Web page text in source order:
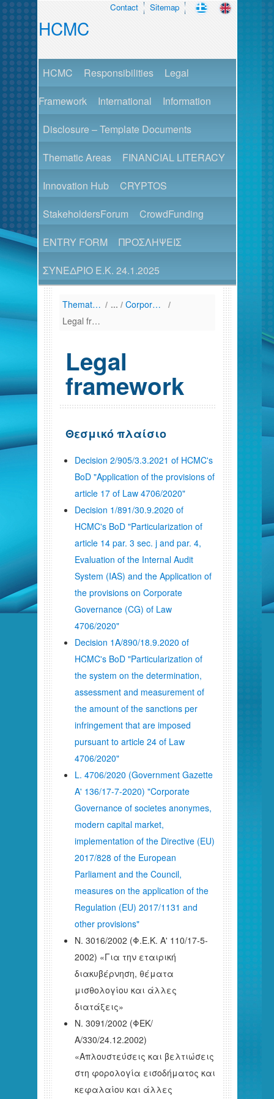
Contact Sitemap
HCMC
HCMC Responsibilities
Legal
Framework
International
Information
Disclosure – Template Documents
Thematic Areas
FINANCIAL LITERACY
Innovation Hub
CRYPTOS
StakeholdersForum
CrowdFunding
ENTRY FORM
ΠΡΟΣΛΗΨΕΙΣ
ΣΥΝΕΔΡΙΟ Ε.Κ. 24.1.2025
Thematic Areas / Corporate Governance
/
Legal framework
Legal
framework
Θεσμικό πλαίσιο
Decision 2/905/3.3.2021 of HCMC's
BoD "Application of the provisions of
article 17 of Law 4706/2020"
Decision 1/891/30.9.2020 of
HCMC's BoD "Particularization of
article 14 par. 3 sec. j and par. 4,
Evaluation of the Internal Audit
System (IAS) and the Application of
the provisions on Corporate
Governance (CG) of Law
4706/2020"
Decision 1A/890/18.9.2020 of
HCMC's BoD "Particularization of
the system on the determination,
assessment and measurement of
the amount of the sanctions per
infringement that are imposed
pursuant to article 24 of Law
4706/2020"
L. 4706/2020 (Government Gazette
A' 136/17-7-2020) "Corporate
Governance of societes anonymes,
modern capital market,
implementation of the Directive (EU)
2017/828 of the European
Parliament and the Council,
measures on the application of the
Regulation (EU) 2017/1131 and
other provisions"
Ν. 3016/2002 (Φ.Ε.Κ. Α' 110/17-5-
2002) «Για την εταιρική
διακυβέρνηση, θέματα
μισθολογίου και άλλες
διατάξεις»
Ν. 3091/2002 (ΦΕΚ/
Α/330/24.12.2002)
«Απλουστεύσεις και βελτιώσεις
στη φορολογία εισοδήματος και
κεφαλαίου και άλλες